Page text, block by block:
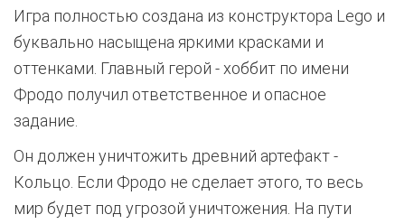
Игра полностью создана из конструктора Lego и
буквально насыщена яркими красками и
оттенками. Главный герой - хоббит по имени
Фродо получил ответственное и опасное
задание.
Он должен уничтожить древний артефакт -
Кольцо. Если Фродо не сделает этого, то весь
мир будет под угрозой уничтожения. На пути